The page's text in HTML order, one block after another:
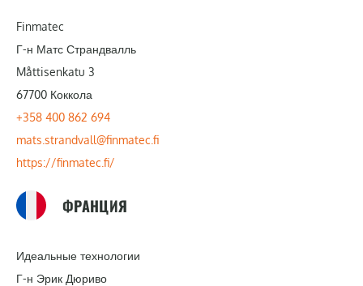
Finmatec
Г-н Матс Страндвалль
Måttisenkatu 3
67700 Коккола
+358 400 862 694
mats.strandvall@finmatec.fi
https://finmatec.fi/
ФРАНЦИЯ
Идеальные технологии
Г-н Эрик Дюриво